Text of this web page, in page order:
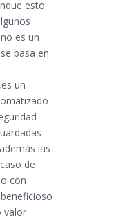
esto
es un
basa en
,es un
las
de
con
valor